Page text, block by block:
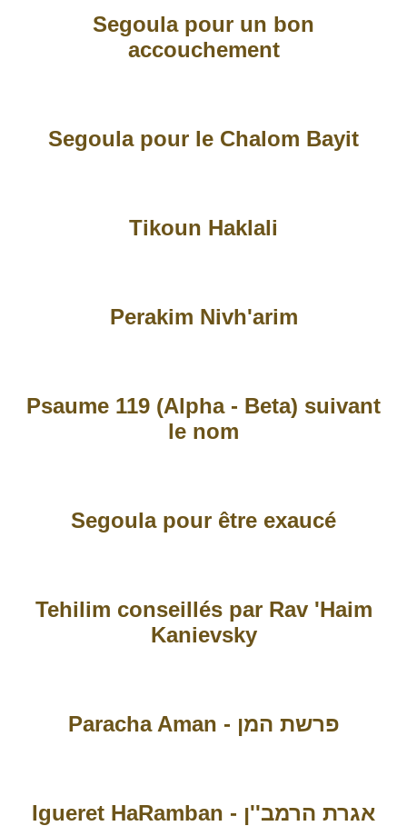
Segoula pour un bon
accouchement
Segoula pour le Chalom Bayit
Tikoun Haklali
Perakim Nivh'arim
Psaume 119 (Alpha - Beta) suivant
le nom
Segoula pour être exaucé
Tehilim conseillés par Rav 'Haim
Kanievsky
Paracha Aman - פרשת המן
Igueret HaRamban - אגרת הרמב''ן